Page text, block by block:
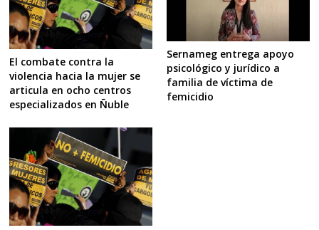
El combate contra la
violencia hacia la mujer se
articula en ocho centros
especializados en Ñuble
Sernameg entrega apoyo
psicológico y jurídico a
familia de víctima de
femicidio